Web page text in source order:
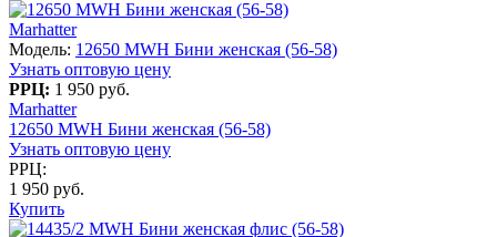
Marhatter
Модель: 12650 MWH Бини женская (56-58)
Узнать оптовую цену
РРЦ: 1 950 руб.
Marhatter
12650 MWH Бини женская (56-58)
Узнать оптовую цену
РРЦ:
1 950 руб.
Купить